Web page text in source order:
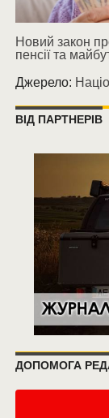
Новий закон
пенсії та
Джерело:
ВІД ПАРТНЕРІВ
ДОПОМОГА